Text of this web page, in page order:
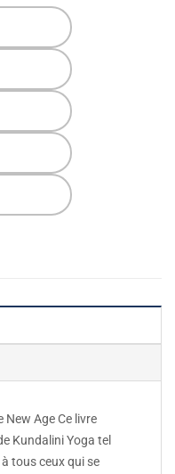
New Age Ce livre
Kundalini Yoga tel
tous ceux qui se